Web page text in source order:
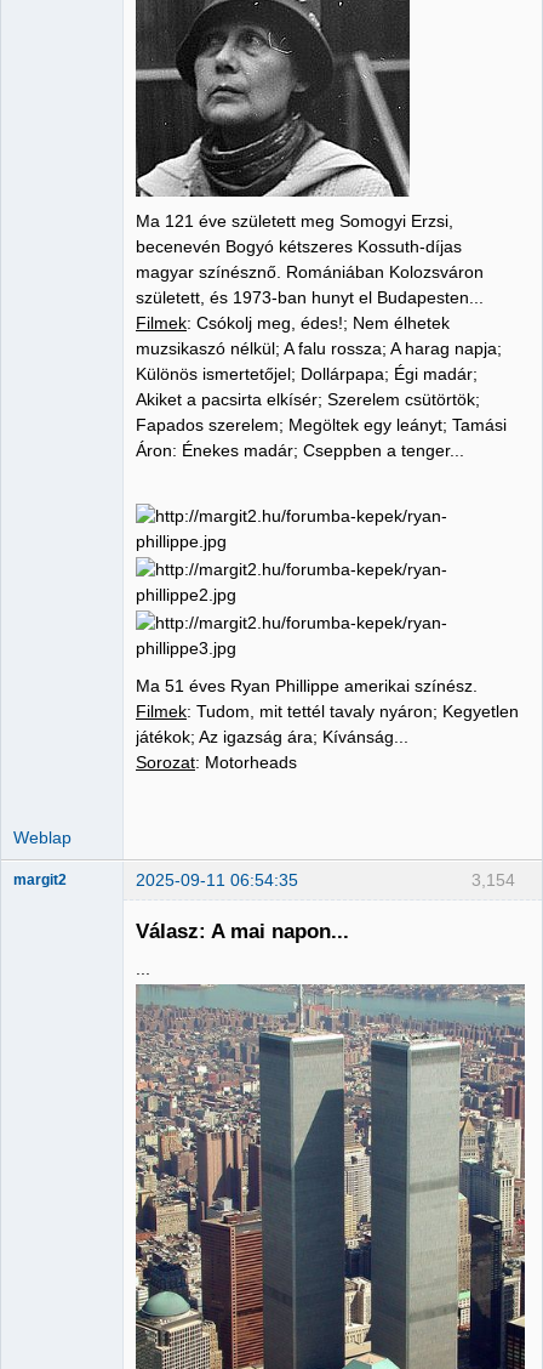
Ma 121 éve született meg Somogyi Erzsi,
becenevén Bogyó kétszeres Kossuth-díjas
magyar színésznő. Romániában Kolozsváron
született, és 1973-ban hunyt el Budapesten...
Filmek: Csókolj meg, édes!; Nem élhetek
muzsikaszó nélkül; A falu rossza; A harag napja;
Különös ismertetőjel; Dollárpapa; Égi madár;
Akiket a pacsirta elkísér; Szerelem csütörtök;
Fapados szerelem; Megöltek egy leányt; Tamási
Áron: Énekes madár; Cseppben a tenger...
Ma 51 éves Ryan Phillippe amerikai színész.
Filmek: Tudom, mit tettél tavaly nyáron; Kegyetlen
játékok; Az igazság ára; Kívánság...
Sorozat: Motorheads
Weblap
3,154
margit2 2025-09-11 06:54:35
Válasz: A mai napon...